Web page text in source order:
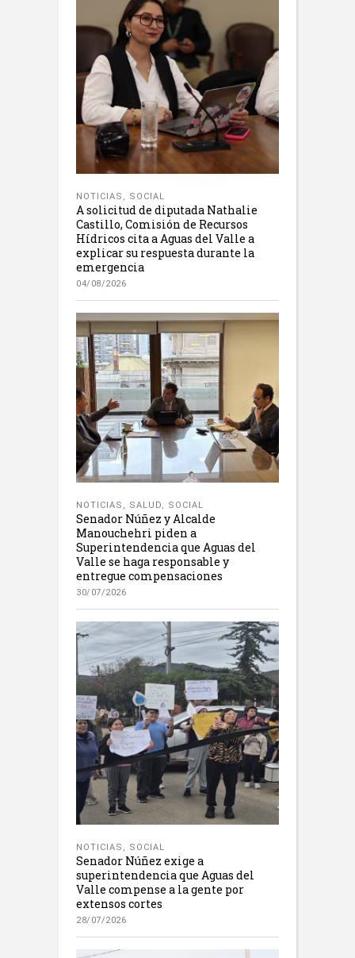
NOTICIAS , SOCIAL
A solicitud de diputada Nathalie
Castillo, Comisión de Recursos
Hídricos cita a Aguas del Valle a
explicar su respuesta durante la
emergencia
04/08/2026
NOTICIAS , SALUD, SOCIAL
Senador Núñez y Alcalde
Manouchehri piden a
Superintendencia que Aguas del
Valle se haga responsable y
entregue compensaciones
30/07/2026
NOTICIAS , SOCIAL
Senador Núñez exige a
superintendencia que Aguas del
Valle compense a la gente por
extensos cortes
28/07/2026